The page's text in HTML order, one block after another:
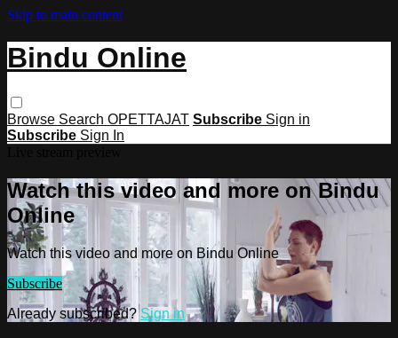
Skip to main content
Bindu Online
Browse Search OPETTAJAT Subscribe Sign in
Subscribe Sign In
Watch this video and more on Bindu
Online
Watch this video and more on Bindu Online
Subscribe
Already subscribed?Sign in